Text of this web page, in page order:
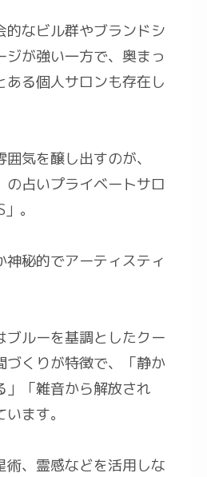
的なビル群やブランドシ
ジが強い一方で、奥まっ
ある個人サロンも存在し
気を醸し出すのが、
の占いプライベートサロ
。
神秘的でアーティスティ
ブルーを基調としたクー
づくりが特徴で、「静か
」「雑音から解放され
ます。
術、霊感などを活用しな